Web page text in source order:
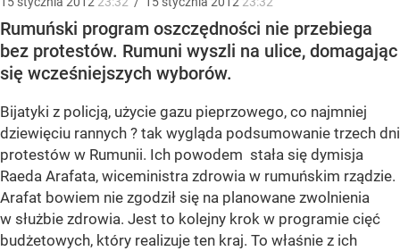
Rumuński program oszczędności nie przebiega
bez protestów. Rumuni wyszli na ulice, domagając
się wcześniejszych wyborów.
Bijatyki z policją, użycie gazu pieprzowego, co najmniej
dziewięciu rannych ? tak wygląda podsumowanie trzech dni
protestów w Rumunii. Ich powodem stała się dymisja
Raeda Arafata, wiceministra zdrowia w rumuńskim rządzie.
Arafat bowiem nie zgodził się na planowane zwolnienia
w służbie zdrowia. Jest to kolejny krok w programie cięć
budżetowych, który realizuje ten kraj. To właśnie z ich